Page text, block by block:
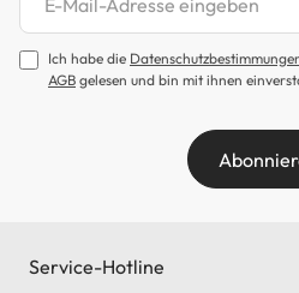
Ich habe die
AGB gelesen und bin mit ihnen
Service-Hotline